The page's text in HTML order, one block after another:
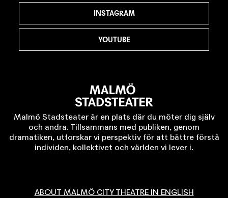
Malmö Stadsteater är en plats där du möter dig själv
och andra. Tillsammans med publiken, genom
dramatiken, utforskar vi perspektiv för att bättre förstå
individen, kollektivet och världen vi lever i.
ABOUT MALMÖ CITY THEATRE IN ENGLISH
INSTAGRAM
YOUTUBE